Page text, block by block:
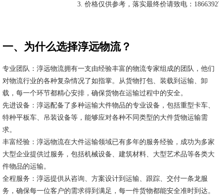
价格仅供参考，落实最终价请致电：
一、为什么选择淳远物流？
专业团队：淳远物流拥有一支由经验丰富的物流专家组成的团队，他们
对物流行业的各种复杂情况了如指掌。从货物打包、装载到运输、卸
载，每一个环节都精心安排，确保货物在运输过程中的安全。
先进设备：淳远配备了多种运输大件物品的专业设备，包括重型卡车、
特种平板车、吊装设备等，能够应对各种不同类型的大件货物运输需
求。
丰富经验：淳远物流在大件运输领域已有多年的服务经验，成功为多家
大型企业提供过服务，包括机械设备、建筑材料、大型艺术品等各类大
件物品的运输。
全程服务：淳远提供从咨询、方案设计到运输、跟踪、交付一条龙服
务，确保每一位客户的需求得到满足，每一件货物都能安全准时到达。